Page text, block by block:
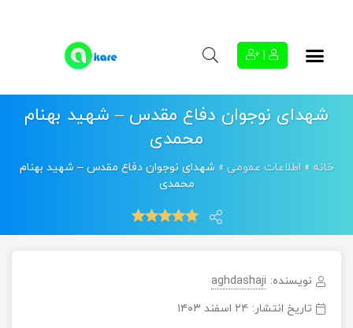
شهدای نوجوان دفاع مقدس – شهید بهنام
محمدی
خانه » اطلاعات عمومی » شهدای نوجوان دفاع مقدس – شهید بهنام
محمدی
نویسنده: aghdashaji
تاریخ انتشار: ۲۴ اسفند ۱۴۰۳